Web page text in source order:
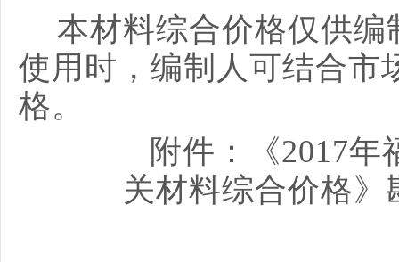
本材料综合价格仅供
使用时，编制人可结合市
格。
附件：《2017年
关材料综合价格》